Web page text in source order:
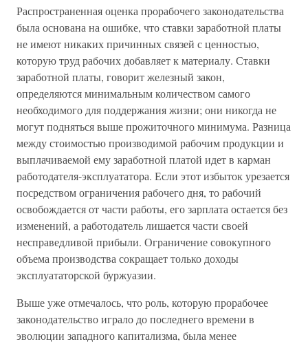
Распространенная оценка прорабочего законодательства
была основана на ошибке, что ставки заработной платы
не имеют никаких причинных связей с ценностью,
которую труд рабочих добавляет к материалу. Ставки
заработной платы, говорит железный закон,
определяются минимальным количеством самого
необходимого для поддержания жизни; они никогда не
могут подняться выше прожиточного минимума. Разница
между стоимостью производимой рабочим продукции и
выплачиваемой ему заработной платой идет в карман
работодателя-эксплуататора. Если этот избыток урезается
посредством ограничения рабочего дня, то рабочий
освобождается от части работы, его зарплата остается без
изменений, а работодатель лишается части своей
несправедливой прибыли. Ограничение совокупного
объема производства сокращает только доходы
эксплуататорской буржуазии.
Выше уже отмечалось, что роль, которую прорабочее
законодательство играло до последнего времени в
эволюции западного капитализма, была менее